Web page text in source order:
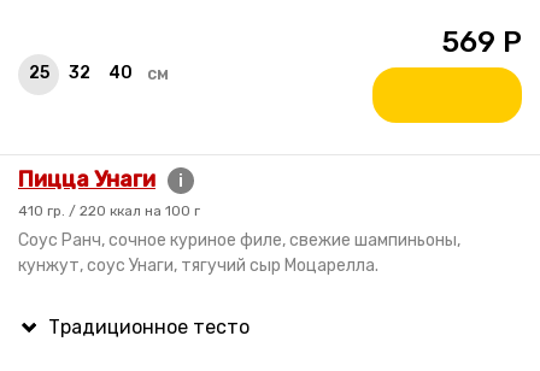
25 32 40 см
569 Р
Пицца Унаги i
410 гр. / 220 ккал на 100 г
Cоус Ранч, сочное куриное филе, свежие шампиньоны,
кунжут, соус Унаги, тягучий сыр Моцарелла.